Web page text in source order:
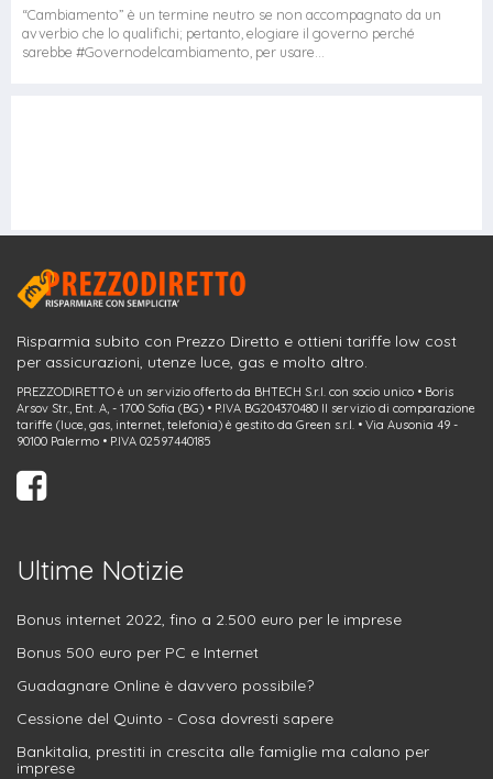
“Cambiamento” è un termine neutro se non accompagnato da un
avverbio che lo qualifichi; pertanto, elogiare il governo perché
sarebbe #Governodelcambiamento, per usare...
Risparmia subito con Prezzo Diretto e ottieni tariffe low cost
per assicurazioni, utenze luce, gas e molto altro.
PREZZODIRETTO è un servizio offerto da BHTECH S.r.l. con socio unico • Boris
Arsov Str., Ent. A, - 1700 Sofia (BG) • P.IVA BG204370480 Il servizio di comparazione
tariffe (luce, gas, internet, telefonia) è gestito da Green s.r.l. • Via Ausonia 49 -
90100 Palermo • P.IVA 02597440185
Ultime Notizie
Bonus internet 2022, fino a 2.500 euro per le imprese
Bonus 500 euro per PC e Internet
Guadagnare Online è davvero possibile?
Cessione del Quinto - Cosa dovresti sapere
Bankitalia, prestiti in crescita alle famiglie ma calano per
imprese